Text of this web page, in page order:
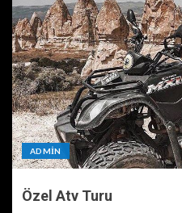
ADMIN
Özel Atv Turu